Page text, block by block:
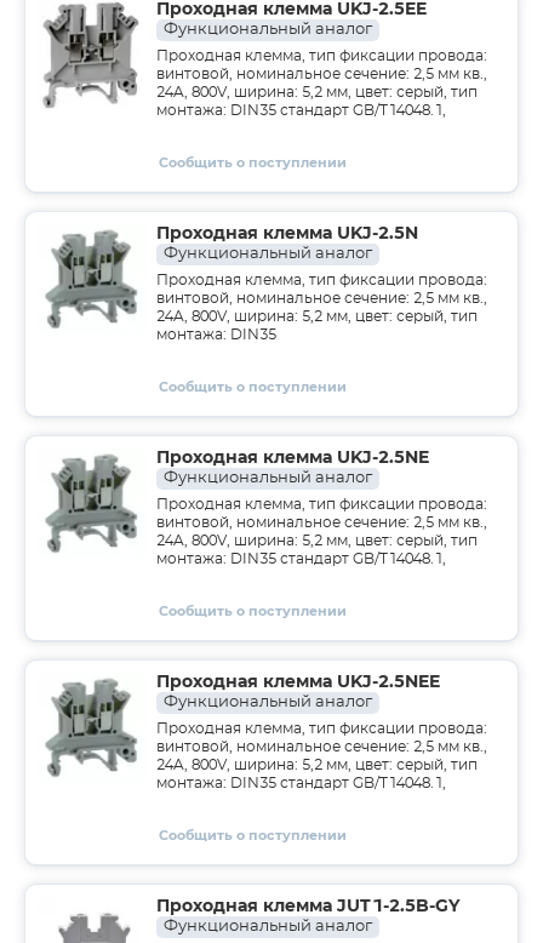
Проходная клемма UKJ-2.5EE
Функциональный аналог
Проходная клемма, тип фиксации провода:
винтовой, номинальное сечение: 2,5 мм кв.,
24A, 800V, ширина: 5,2 мм, цвет: серый, тип
монтажа: DIN35 стандарт GB/T14048.1,
Сообщить о поступлении
Проходная клемма UKJ-2.5N
Функциональный аналог
Проходная клемма, тип фиксации провода:
винтовой, номинальное сечение: 2,5 мм кв.,
24A, 800V, ширина: 5,2 мм, цвет: серый, тип
монтажа: DIN35
Сообщить о поступлении
Проходная клемма UKJ-2.5NE
Функциональный аналог
Проходная клемма, тип фиксации провода:
винтовой, номинальное сечение: 2,5 мм кв.,
24A, 800V, ширина: 5,2 мм, цвет: серый, тип
монтажа: DIN35 стандарт GB/T14048.1,
Сообщить о поступлении
Проходная клемма UKJ-2.5NEE
Функциональный аналог
Проходная клемма, тип фиксации провода:
винтовой, номинальное сечение: 2,5 мм кв.,
24A, 800V, ширина: 5,2 мм, цвет: серый, тип
монтажа: DIN35 стандарт GB/T14048.1,
Сообщить о поступлении
Проходная клемма JUT1-2.5B-GY
Функциональный аналог